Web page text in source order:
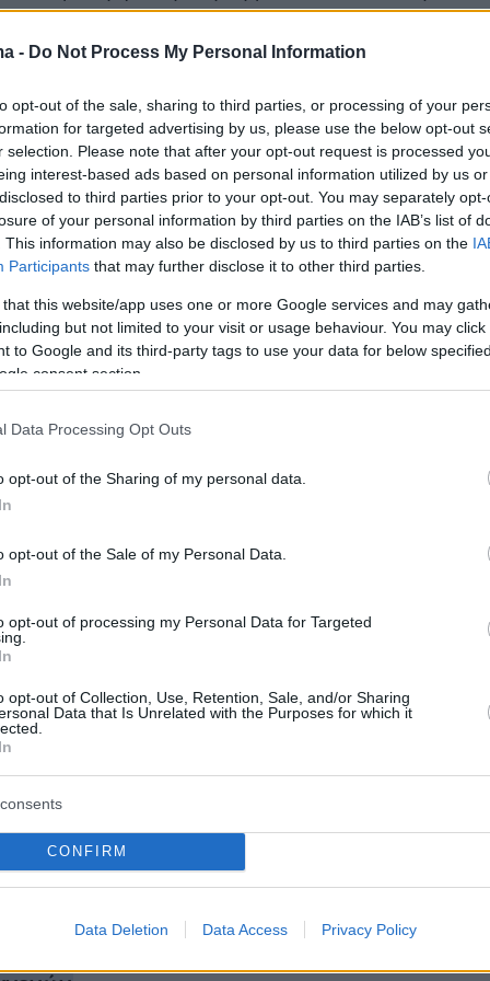
- Do Not Process My Personal Information
opt-out of the sale, sharing to third parties, or processing of your
for targeted advertising by us, please use the below opt-out
selection. Please note that after your opt-out request is processed
interest-based ads based on personal information utilized by us
to third parties prior to your opt-out. You may separately
of your personal information by third parties on the IAB’s list of
This information may also be disclosed by us to third parties on the
Participants that may further disclose it to other third parties.
that this website/app uses one or more Google services and may
but not limited to your visit or usage behaviour. You may
to Google and its third-party tags to use your data for below
consent section.
Data Processing Opt Outs
opt-out of the Sharing of my personal data.
opt-out of the Sale of my Personal Data.
opt-out of processing my Personal Data for Targeted
opt-out of Collection, Use, Retention, Sale, and/or Sharing
Data that Is Unrelated with the Purposes for which it
CONFIRM
Data Deletion Data Access Privacy Policy
ποινή φυλάκισης 14 μηνών στο
του αφαίρεσε την άδεια εξάσκησης
Το Δικαστήριο ανακοίνωσε ότι οΤιμ Γκρέι, εξ
Ιατρικού Συμβουλίου, δήλωσε ότι η
γυναικολόγου θέτει σε κίνδυνο τις
Νοσηλευτικής, η οποία αναφέρεται
Α) είχε ερωτική σχέση δύο ετών και
της, είχε τραβήξει 26 «τολμηρά βίντεο με
όργανα». Όταν η εκπαιδευότερη μαία
τολμηρά βίντεο, τότε αυτός την απείλησε ότι
του γυναικολόγου έθεσε σε κίνδυνο την
καριέρα της νεαρής κοπέλας».
δήλωσε ότιπαρόλο που η «Μs. Α» δεν ήταν
θέσης εμπιστοσύνης του καθηγητή
πολυτελείας, ετών 57, με επτά εγγόνια!
Πολίτη: Η νέα ταυτότητα για όλες τις
το Δημόσιο